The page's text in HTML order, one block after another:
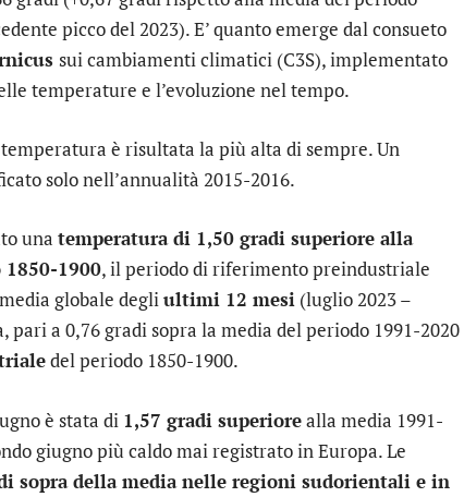
picco del 2023). E’ quanto emerge dal consueto
sui cambiamenti climatici (C3S), implementato
temperature e l’evoluzione nel tempo.
è risultata la più alta di sempre. Un
solo nell’annualità 2015-2016.
una temperatura di 1,50 gradi superiore alla
1900, il periodo di riferimento preindustriale
globale degliultimi 12 mesi (luglio 2023 –
a 0,76 gradi sopra la media del periodo 1991-2020
del periodo 1850-1900.
è stata di 1,57 gradi superiorealla media 1991-
giugno più caldo mai registrato in Europa. Le
sopra della media nelle regioni sudorientali e in